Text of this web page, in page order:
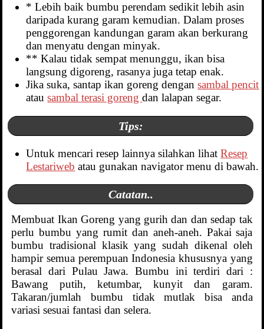
* Lebih baik bumbu perendam sedikit lebih asin
daripada kurang garam kemudian. Dalam proses
penggorengan kandungan garam akan berkurang
dan menyatu dengan minyak.
** Kalau tidak sempat menunggu, ikan bisa
langsung digoreng, rasanya juga tetap enak.
Jika suka, santap ikan goreng dengansambal pencit
atausambal terasi gorengdan lalapan segar.
Tips:
Untuk mencari resep lainnya silahkan lihatResep
Lestariweb atau gunakan navigator menu di bawah.
Catatan..
Membuat Ikan Goreng yang gurih dan dan sedap tak
perlu bumbu yang rumit dan aneh-aneh. Pakai saja
bumbu tradisional klasik yang sudah dikenal oleh
hampir semua perempuan Indonesia khususnya yang
berasal dari Pulau Jawa. Bumbu ini terdiri dari :
Bawang putih, ketumbar, kunyit dan garam.
Takaran/jumlah bumbu tidak mutlak bisa anda
variasi sesuai fantasi dan selera.